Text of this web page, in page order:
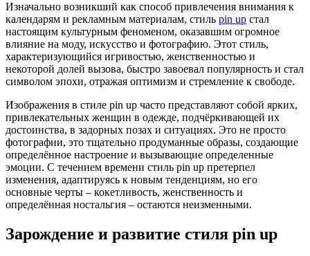
Изначально возникший как способ привлечения внимания к
календарям и рекламным материалам, стиль pin up стал
настоящим культурным феноменом, оказавшим огромное
влияние на моду, искусство и фотографию. Этот стиль,
характеризующийся игривостью, женственностью и
некоторой долей вызова, быстро завоевал популярность и стал
символом эпохи, отражая оптимизм и стремление к свободе.
Изображения в стиле pin up часто представляют собой ярких,
привлекательных женщин в одежде, подчёркивающей их
достоинства, в задорных позах и ситуациях. Это не просто
фотографии, это тщательно продуманные образы, создающие
определённое настроение и вызывающие определенные
эмоции. С течением времени стиль pin up претерпел
изменения, адаптируясь к новым тенденциям, но его
основные черты – кокетливость, женственность и
определённая ностальгия – остаются неизменными.
Зарождение и развитие стиля pin up